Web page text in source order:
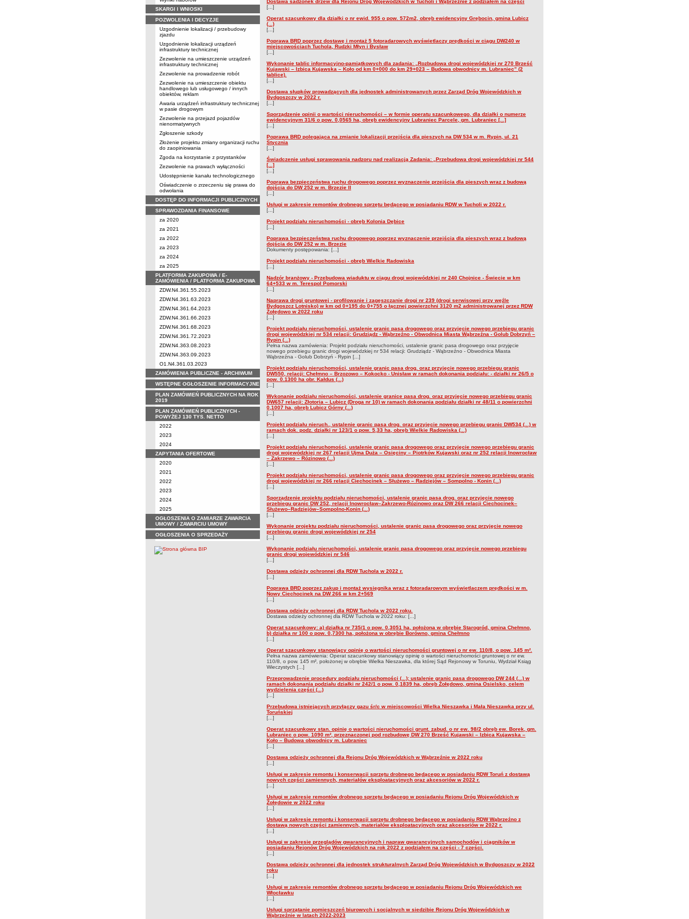
SKARGI I WNIOSKI
POZWOLENIA I DECYZJE
Uzgodnienie lokalizacji / przebudowy
zjazdu
Uzgodnienie lokalizacji urządzeń
infrastruktury technicznej
Zezwolenie na umieszczenie urządzeń
infrastruktury technicznej
Zezwolenie na prowadzenie robót
Zezwolenie na umieszczenie obiektu
handlowego lub usługowego / innych
obiektów, reklam
Awaria urządzeń infrastruktury technicznej
w pasie drogowym
Zezwolenie na przejazd pojazdów
nienormatywnych
Zgłoszenie szkody
Złożenie projektu zmiany organizacji ruchu
do zaopiniowania
Zgoda na korzystanie z przystanków
Zezwolenie na prawach wyłączności
Udostępnienie kanału technologicznego
Oświadczenie o zrzeczeniu się prawa do
odwołania
DOSTĘP DO INFORMACJI PUBLICZNYCH
SPRAWOZDANIA FINANSOWE
za 2020
za 2021
za 2022
za 2023
za 2024
za 2025
PLATFORMA ZAKUPOWA / E-
ZAMÓWIENIA / PLATFORMA ZAKUPOWA
ZDW.N4.361.55.2023
ZDW.N4.361.63.2023
ZDW.N4.361.64.2023
ZDW.N4.361.66.2023
ZDW.N4.361.68.2023
ZDW.N4.361.72.2023
ZDW.N4.363.08.2023
ZDW.N4.363.09.2023
O1.N4.361.03.2023
ZAMÓWIENIA PUBLICZNE - ARCHIWUM
WSTĘPNE OGŁOSZENIE INFORMACYJNE
PLAN ZAMÓWIEŃ PUBLICZNYCH NA ROK
2019
PLAN ZAMÓWIEŃ PUBLICZNYCH -
POWYŻEJ 130 TYS. NETTO
2022
2023
2024
ZAPYTANIA OFERTOWE
2020
2021
2022
2023
2024
2025
OGŁOSZENIA O ZAMIARZE ZAWARCIA
UMOWY / ZAWARCIU UMOWY
OGŁOSZENIA O SPRZEDAŻY
Dostawa sadzonek drzew dla Rejonu Dróg Wojewódzkich w Tucholi i Wąbrzeźnie z podziałem na części
[...]
Operat szacunkowy dla działki o nr ewid. 955 o pow. 572m2, obręb ewidencyjny Grębocin, gmina Lubicz
(...)
[...]
Poprawa BRD poprzez dostawę i montaż 5 fotoradarowych wyświetlaczy prędkości w ciągu DW240 w
miejscowościach Tuchola, Rudzki Młyn i Bysław
[...]
Wykonanie tablic informacyjno-pamiątkowych dla zadania: „Rozbudowa drogi wojewódzkiej nr 270 Brześć
Kujawski – Izbica Kujawska – Koło od km 0+000 do km 29+023 – Budowa obwodnicy m. Lubraniec” (2
tablice).
[...]
Dostawa słupków prowadzących dla jednostek administrowanych przez Zarząd Dróg Wojewódzkich w
Bydgoszczy w 2022 r.
[...]
Sporządzenie opinii o wartości nieruchomości – w formie operatu szacunkowego, dla działki o numerze
ewidencyjnym 31/6 o pow. 0,0565 ha, obręb ewidencyjny Lubraniec Parcele, gm. Lubraniec [...]
[...]
Poprawa BRD polegająca na zmianie lokalizacji przejścia dla pieszych na DW 534 w m. Rypin, ul. 21
Stycznia
[...]
Świadczenie usługi sprawowania nadzoru nad realizacją Zadania: „Przebudowa drogi wojewódzkiej nr 544
[...]
[...]
Poprawa bezpieczeństwa ruchu drogowego poprzez wyznaczenie przejścia dla pieszych wraz z budową
dojścia do DW 252 w m. Brzezie II
[...]
Usługi w zakresie remontów drobnego sprzętu będącego w posiadaniu RDW w Tucholi w 2022 r.
[...]
Projekt podziału nieruchomości - obręb Kolonia Dębice
[...]
Poprawa bezpieczeństwa ruchu drogowego poprzez wyznaczenie przejścia dla pieszych wraz z budową
dojścia do DW 252 w m. Brzezie
Dokumenty postępowania: [...]
Projekt podziału nieruchomości - obręb Wielkie Radowiska
[...]
Nadzór branżowy - Przebudowa wiaduktu w ciągu drogi wojewódzkiej nr 240 Chojnice - Świecie w km
64+533 w m. Terespol Pomorski
[...]
Naprawa drogi gruntowej - profilowanie i zagęszczanie drogi nr 239 (drogi serwisowej przy węźle
Bydgoszcz Lotnisko) w km od 0+195 do 0+755 o łącznej powierzchni 3120 m2 administrowanej przez RDW
Żołędowo w 2022 roku
[...]
Projekt podziału nieruchomości, ustalenie granic pasa drogowego oraz przyjęcie nowego przebiegu granic
drogi wojewódzkiej nr 534 relacji: Grudziądz - Wąbrzeźno - Obwodnica Miasta Wąbrzeźna - Golub Dobrzyń –
Rypin (...)
Pełna nazwa zamówienia: Projekt podziału nieruchomości, ustalenie granic pasa drogowego oraz przyjęcie
nowego przebiegu granic drogi wojewódzkiej nr 534 relacji: Grudziądz - Wąbrzeźno - Obwodnica Miasta
Wąbrzeźna - Golub Dobrzyń - Rypin [...]
Projekt podziału nieruchomości, ustalenie granic pasa drog. oraz przyjęcie nowego przebiegu granic
DW550, relacji: Chełmno – Brzozowo – Kokocko - Unisław w ramach dokonania podziału: - działki nr 26/5 o
pow. 0.1300 ha obr. Kałdus (...)
[...]
Wykonanie podziału nieruchomości, ustalenie granice pasa drog. oraz przyjęcie nowego przebiegu granic
DW657 relacji: Złotoria – Lubicz (Droga nr 10) w ramach dokonania podziału działki nr 48/11 o powierzchni
0,1007 ha, obręb Lubicz Górny (...)
[...]
Projekt podziału nieruch., ustalenie granic pasa drog. oraz przyjęcie nowego przebiegu granic DW534 (...) w
ramach dok. podz. działki nr 123/1 o pow. 5,33 ha, obręb Wielkie Radowiska (...)
[...]
Projekt podziału nieruchomości, ustalenie granic pasa drogowego oraz przyjęcie nowego przebiegu granic
drogi wojewódzkiej nr 267 relacji Ujma Duża – Osięciny – Piotrków Kujawski oraz nr 252 relacji Inowrocław
– Zakrzewo – Rózinowo (...)
[...]
Projekt podziału nieruchomości, ustalenie granic pasa drogowego oraz przyjęcie nowego przebiegu granic
drogi wojewódzkiej nr 266 relacji Ciechocinek – Służewo – Radziejów – Sompolno - Konin (...)
[...]
Sporządzenie projektu podziału nieruchomości, ustalenie granic pasa drog. oraz przyjęcie nowego
przebiegu granic DW 252, relacji Inowrocław–Zakrzewo-Rózinowo oraz DW 266 relacji Ciechocinek–
Służewo–Radziejów–Sompolno-Konin (...)
[...]
Wykonanie projektu podziału nieruchomości, ustalenie granic pasa drogowego oraz przyjęcie nowego
przebiegu granic drogi wojewódzkiej nr 254
[...]
Wykonanie podziału nieruchomości, ustalenie granic pasa drogowego oraz przyjęcie nowego przebiegu
granic drogi wojewódzkiej nr 546
[...]
Dostawa odzieży ochronnej dla RDW Tuchola w 2022 r.
[...]
Poprawa BRD poprzez zakup i montaż wysięgnika wraz z fotoradarowym wyświetlaczem prędkości w m.
Nowy Ciechocinek na DW 266 w km 2+569
[...]
Dostawa odzieży ochronnej dla RDW Tuchola w 2022 roku.
Dostawa odzieży ochronnej dla RDW Tuchola w 2022 roku: [...]
Operat szacunkowy: a) działka nr 735/1 o pow. 0,3051 ha, położona w obrębie Starogród, gmina Chełmno,
b) działka nr 100 o pow. 0,7300 ha, położona w obrębie Borówno, gmina Chełmno
[...]
Operat szacunkowy stanowiący opinię o wartości nieruchomości gruntowej o nr ew. 110/8, o pow. 145 m².
Pełna nazwa zamówienia: Operat szacunkowy stanowiący opinię o wartości nieruchomości gruntowej o nr ew.
110/8, o pow. 145 m², położonej w obrębie Wielka Nieszawka, dla której Sąd Rejonowy w Toruniu, Wydział Ksiąg
Wieczystych [...]
Przeprowadzenie procedury podziału nieruchomości (...); ustalenie granic pasa drogowego DW 244 (...) w
ramach dokonania podziału działki nr 242/1 o pow. 0,1839 ha, obręb Żołędowo, gmina Osielsko, celem
wydzielenia części (...)
[...]
Przebudowa istniejących przyłączy gazu śr/c w miejscowości Wielka Nieszawka i Mała Nieszawka przy ul.
Toruńskiej
[...]
Operat szacunkowy stan. opinię o wartości nieruchomości grunt. zabud. o nr ew. 98/2 obręb ew. Borek, gm.
Lubraniec o pow. 1090 m², przeznaczonej pod rozbudowę DW 270 Brześć Kujawski – Izbica Kujawska –
Koło – Budowa obwodnicy m. Lubraniec
[...]
Dostawa odzieży ochronnej dla Rejonu Dróg Wojewódzkich w Wąbrzeźnie w 2022 roku
[...]
Usługi w zakresie remontu i konserwacji sprzętu drobnego będącego w posiadaniu RDW Toruń z dostawą
nowych części zamiennych, materiałów eksploatacyjnych oraz akcesoriów w 2022 r.
[...]
Usługi w zakresie remontów drobnego sprzętu będącego w posiadaniu Rejonu Dróg Wojewódzkich w
Żołędowie w 2022 roku
[...]
Usługi w zakresie remontu i konserwacji sprzętu drobnego będącego w posiadaniu RDW Wąbrzeźno z
dostawą nowych części zamiennych, materiałów eksploatacyjnych oraz akcesoriów w 2022 r.
[...]
Usługi w zakresie przeglądów gwarancyjnych i napraw gwarancyjnych samochodów i ciągników w
posiadaniu Rejonów Dróg Wojewódzkich na rok 2022 z podziałem na części - 7 części.
[...]
Dostawa odzieży ochronnej dla jednostek strukturalnych Zarząd Dróg Wojewódzkich w Bydgoszczy w 2022
roku
[...]
Usługi w zakresie remontów drobnego sprzętu będącego w posiadaniu Rejonu Dróg Wojewódzkich we
Włocławku
[...]
Usługi sprzątanie pomieszczeń biurowych i socjalnych w siedzibie Rejonu Dróg Wojewódzkich w
Wąbrzeźnie w latach 2022-2023